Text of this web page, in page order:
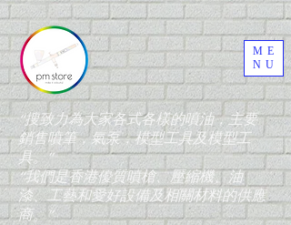
“搜致力為大家各式各樣的噴油，主要
銷售噴筆，氣泵，模型工具及模型工
具。”
“我們是香港優質噴槍、壓縮機、油
漆、工藝和愛好設備及相關材料的供應
商。”
ME
NU